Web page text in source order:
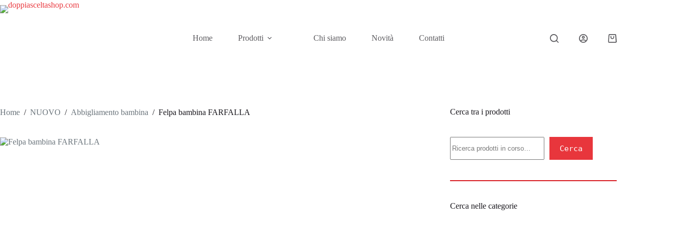
Salta
al
Home
Prodotti Chi siamo Novità Contatti Carrello
Home / NUOVO / Abbigliamento bambina / Felpa bambina FARFALLA Cerca tra i prodotti
Cerca
Cerca nelle categorie